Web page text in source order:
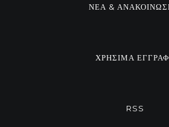
ΝΕΑ &
ΧΡΗΣΙΜΑ
RSS